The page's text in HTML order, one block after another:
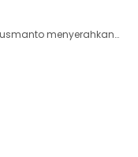
menyerahkan…